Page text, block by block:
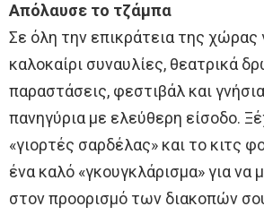
Απόλαυσε το τζάμπα
Σε όλη την επικράτεια της χώρας
καλοκαίρι συναυλίες, θεατρικά
παραστάσεις, φεστιβάλ και
πανηγύρια με ελεύθερη είσοδο.
«γιορτές σαρδέλας» και το κιτς
ένα καλό «γκουγκλάρισμα» για να
στον προορισμό των διακοπών